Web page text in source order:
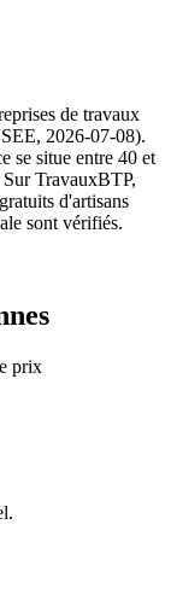
de travaux
2026-07-08).
se situe entre 40 et
TravauxBTP,
d'artisans
sont vérifiés.
prix